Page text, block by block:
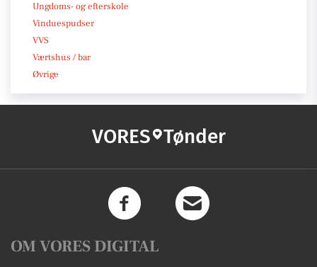
Ungdoms- og efterskole
Vinduespudser
VVS
Værtshus / bar
Øvrige
VORES Tønder
OM VORES DIGITAL